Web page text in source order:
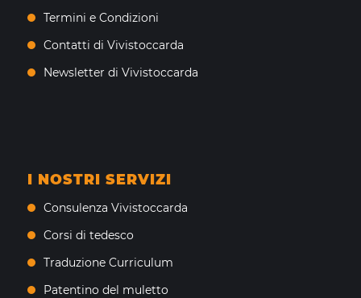
Termini e Condizioni
Contatti di Vivistoccarda
Newsletter di Vivistoccarda
I NOSTRI SERVIZI
Consulenza Vivistoccarda
Corsi di tedesco
Traduzione Curriculum
Patentino del muletto